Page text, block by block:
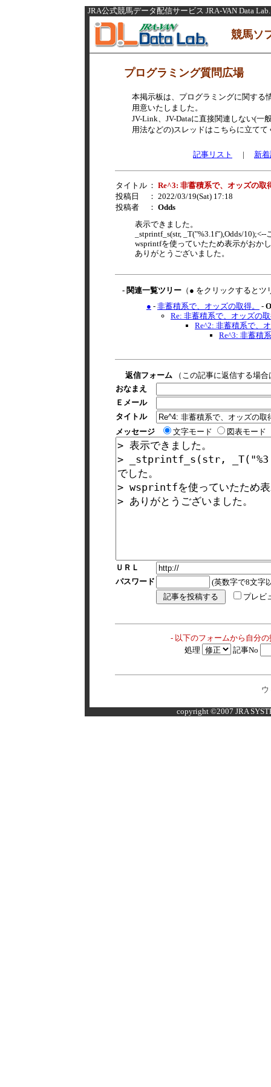
JRA公式競馬データ配信サービス JRA-VAN Data Lab.
競馬ソ
プログラミング質問広場
本掲示板は、プログラミングに関する
用意いたしました。
JV-Link、JV-Dataに直接関連しない(一
用法などの)スレッドはこちらに立てて
記事リスト | 新
タイトル ： Re^3: 非蓄積系で、オッズの取
投稿日
： 2022/03/19(Sat) 17:18
投稿者
： Odds
表示できました。
_stprintf_s(str, _T("%3.1f"),Odds/
wsprintfを使っていたため表示がおか
ありがとうございました。
- 関連一覧ツリー （● をクリックすると
● - 非蓄積系で、オッズの取得。 -
Re: 非蓄積系で、オッズの
Re^2: 非蓄積系で、
Re^3: 非蓄積
返信フォーム （この記事に返信する場
おなまえ
Ｅメール
タイトル
メッセージ
文字モード 図表モード
ＵＲＬ
パスワード
(英数字で8文字
プレビ
- 以下のフォームから自分
処理
記事No
copyright ©2007 JRA